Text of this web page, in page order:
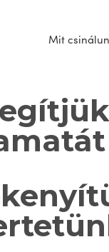
Mit